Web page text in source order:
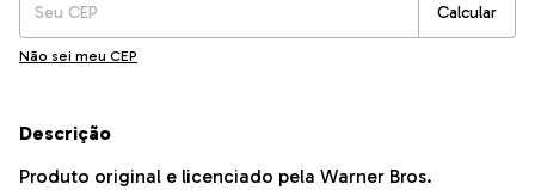
Calcular
Não sei meu CEP
Descrição
Produto original e licenciado pela Warner Bros.